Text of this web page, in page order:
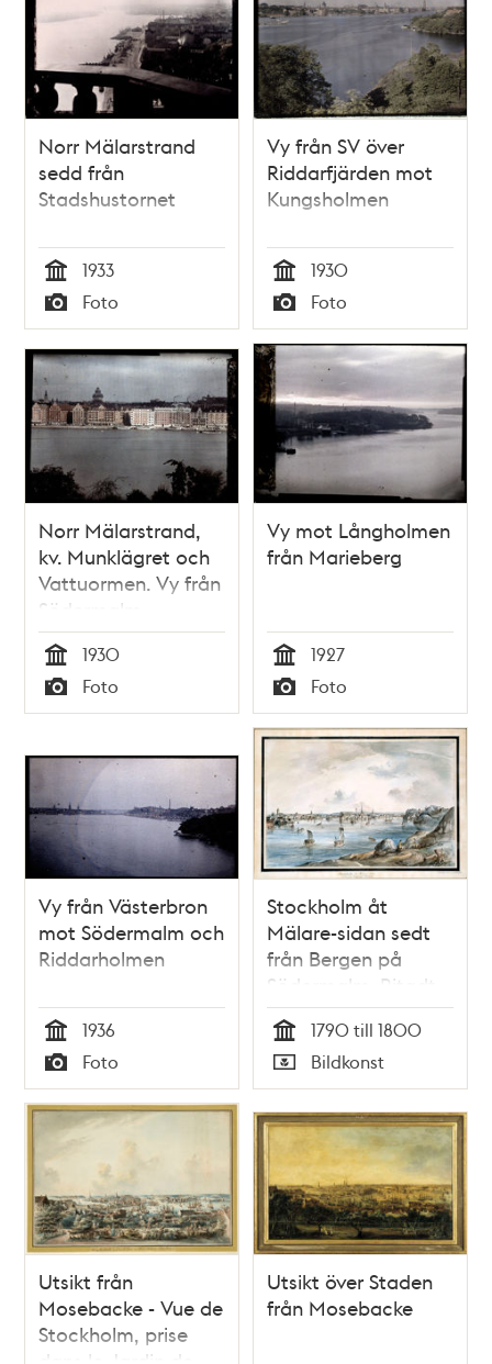
Norr Mälarstrand
sedd från
Stadshustornet
Tid
1933
Typ
Foto
Vy från SV över
Riddarfjärden mot
Kungsholmen
Tid
1930
Typ
Foto
Norr Mälarstrand,
kv. Munklägret och
Vattuormen. Vy från
Södermalm
Tid
1930
Typ
Foto
Vy mot Långholmen
från Marieberg
Tid
1927
Typ
Foto
Vy från Västerbron
mot Södermalm och
Riddarholmen
Tid
1936
Typ
Foto
Stockholm åt
Mälare-sidan sedt
från Bergen på
Södermalm. Ritadt .
. . Efter naturen af
J.F. Martin
Tid
1790 till 1800
Typ
Bildkonst
Utsikt från
Mosebacke - Vue de
Stockholm, prise
Utsikt över Staden
från Mosebacke